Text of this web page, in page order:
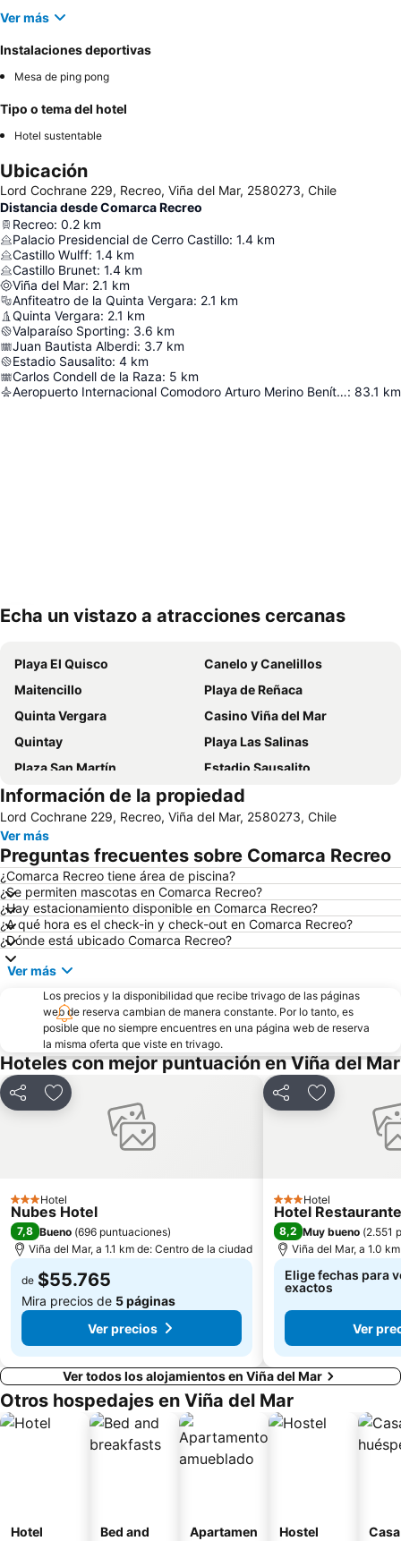
Ver más
Instalaciones deportivas
Mesa de ping pong
Tipo o tema del hotel
Hotel sustentable
Ubicación
Lord Cochrane 229, Recreo, Viña del Mar, 2580273, Chile
Distancia desde Comarca Recreo
Recreo: 0.2 km
Palacio Presidencial de Cerro Castillo: 1.4 km
Castillo Wulff: 1.4 km
Castillo Brunet: 1.4 km
Viña del Mar: 2.1 km
Anfiteatro de la Quinta Vergara: 2.1 km
Quinta Vergara: 2.1 km
Valparaíso Sporting: 3.6 km
Juan Bautista Alberdi: 3.7 km
Estadio Sausalito: 4 km
Carlos Condell de la Raza: 5 km
Aeropuerto Internacional Comodoro Arturo Merino Benítez: 83.1 km
Echa un vistazo a atracciones cercanas
Playa El Quisco
Canelo y Canelillos
Maitencillo
Playa de Reñaca
Quinta Vergara
Casino Viña del Mar
Quintay
Playa Las Salinas
Plaza San Martín
Estadio Sausalito
Avenida Libertad
Mall Marina Arauco
Cerro Alegre
Valparaíso Sporting Club
Jardín Botánico
Festival Internacional de la Canción
Parque Reloj de Flores
Universidad Técnica Federico Santa María
Plaza Sotomayor
Playa Acapulco
Teatro Municipal
Playa Cochoa
Miramar
Plaza José Francisco Vergara
Caleta Abarca
Puerto de Valparaiso
Club Viña del Mar
Muelle Vergara
Aeropuerto Viña del Mar
Laguna Sausalito
Casa Museo de Pablo Neruda
Las Salinas
Iglesia Santa Teresita
Plaza Libertador Bernardo OHiggins
Arco Británico
El Encanto
Pablo Neruda
Información de la propiedad
Lord Cochrane 229, Recreo, Viña del Mar, 2580273, Chile
Ver más
Preguntas frecuentes sobre Comarca Recreo
¿Comarca Recreo tiene área de piscina?
¿Se permiten mascotas en Comarca Recreo?
¿Hay estacionamiento disponible en Comarca Recreo?
¿A qué hora es el check-in y check-out en Comarca Recreo?
¿Dónde está ubicado Comarca Recreo?
Ver más
Los precios y la disponibilidad que recibe trivago de las páginas
web de reserva cambian de manera constante. Por lo tanto, es
posible que no siempre encuentres en una página web de reserva
la misma oferta que viste en trivago.
Hoteles con mejor puntuación en Viña del Mar
CompartirAgregar a favoritos
3 Estrellas
Hotel
Nubes Hotel
7,8 Bueno (696 puntuaciones)
Viña del Mar, a 1.1 km de: Centro de la ciudad
de $55.765
Mira precios de 5 páginas
Ver precios
CompartirAgregar a
3 Estrellas
Hotel
Hotel
8,2 Muy bueno (2.551
Viña del Mar, a 1.0
Elige fechas para
exactos
Ver
Ver todos los alojamientos en Viña del Mar
Otros hospedajes en Viña del Mar
Hotel
Bed and
Apartamen
Hostel